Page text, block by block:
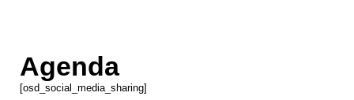
Agenda
[osd_social_media_sharing]